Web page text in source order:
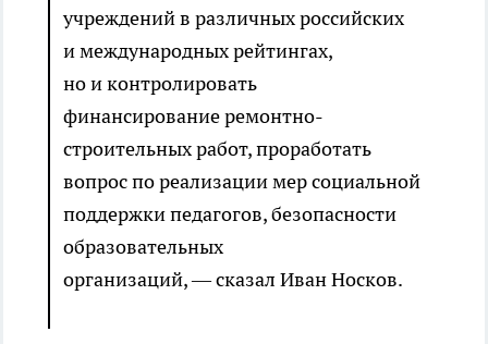
учреждений в различных российских
и международных рейтингах,
но и контролировать
финансирование ремонтно-
строительных работ, проработать
вопрос по реализации мер социальной
поддержки педагогов, безопасности
образовательных
организаций, — сказал Иван Носков.